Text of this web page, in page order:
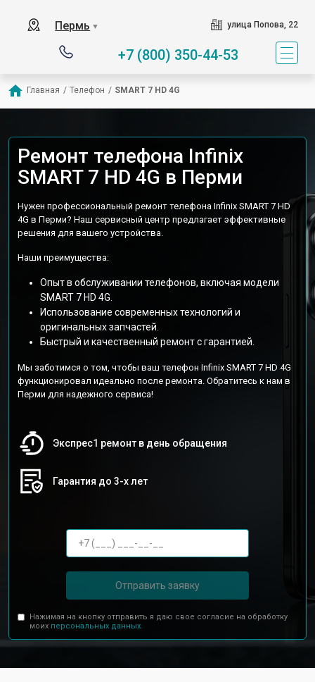
Пермь ▼ улица Попова, 22
+7 (800) 350-44-53
Главная / Телефон / SMART 7 HD 4G
Ремонт телефона Infinix
SMART 7 HD 4G в Перми
Нужен профессиональный ремонт телефона Infinix SMART 7 HD
4G в Перми? Наш сервисный центр предлагает эффективные
решения для вашего устройства.
Наши преимущества:
Опыт в обслуживании телефонов, включая модели
SMART 7 HD 4G.
Использование современных технологий и
оригинальных запчастей.
Быстрый и качественный ремонт с гарантией.
Мы заботимся о том, чтобы ваш телефон Infinix SMART 7 HD 4G
функционировал идеально после ремонта. Обратитесь к нам в
Перми для надежного сервиса!
Экспрес1 ремонт в день обращения
Гарантия до 3-х лет
Отправить заявку
Нажимая на кнопку отправить я даю свое согласие на обработку
моих персональных данных.